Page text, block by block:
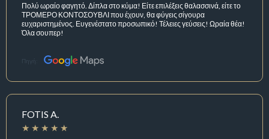
Πολύ ωραίο φαγητό. Δίπλα στο κύμα! Είτε επιλέξεις θαλασσινά, είτε το
ΤΡΟΜΕΡΟ ΚΟΝΤΟΣΟΥΒΛΙ που έχουν, θα φύγεις σίγουρα
ευχαριστημένος. Ευγενέστατο προσωπικό! Τέλειες γεύσεις! Ωραία θέα!
Όλα σουπερ!
Πηγή:
FOTIS A.